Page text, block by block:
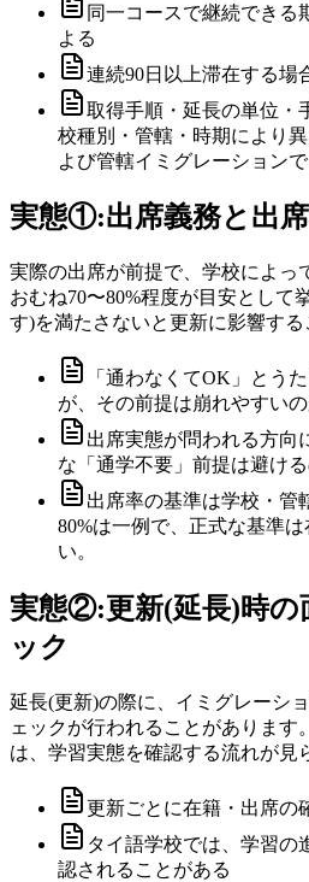
同一コースで継続できる
よる
連続90日以上滞在する場
取得手順・延長の単位・
校種別・管轄・時期により
よび管轄イミグレーションで
実態①:出席義務と出
実際の出席が前提で、学校によっ
おむね70〜80%程度が目安として
す)を満たさないと更新に影響する
「通わなくてOK」とう
が、その前提は崩れやすいの
出席実態が問われる方向
な「通学不要」前提は避ける
出席率の基準は学校・管
80%は一例で、正式な基準
い。
実態②:更新(延長)時の
ック
延長(更新)の際に、イミグレーシ
ェックが行われることがあります
は、学習実態を確認する流れが見
更新ごとに在籍・出席の
タイ語学校では、学習の
認されることがある